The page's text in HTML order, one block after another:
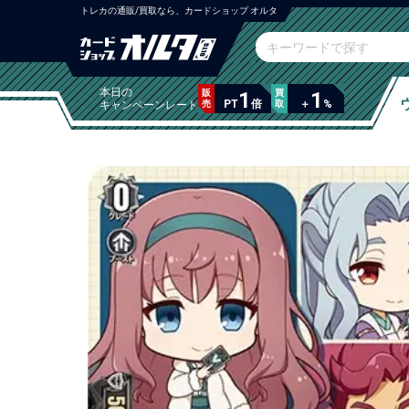
トレカの通販/買取なら、カードショップ オルタ
本日の
キャンペーンレート
販
売
PT1 倍
買
取
＋ 1 %